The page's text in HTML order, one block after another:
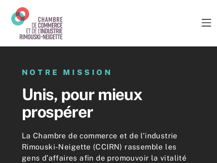
NOTRE MISSION
Unis, pour mieux
prospérer
La Chambre de commerce et de l’industrie
Rimouski-Neigette (CCIRN) rassemble les
gens d’affaires afin de promouvoir la vitalité